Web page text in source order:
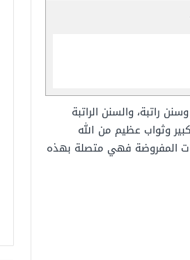
راتبة، والسنن الراتبة
وثواب عظيم من الله
المفروضة فهي متصلة بهذه